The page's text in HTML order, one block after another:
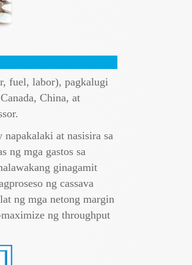
fuel, labor), pagkalugi
China, at
at nasisira sa
ng mga gastos sa
ginagamit
ng cassava
ng mga netong margin
ng throughput